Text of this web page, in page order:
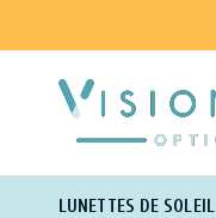
LUNETTES DE SOLEIL